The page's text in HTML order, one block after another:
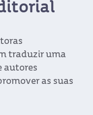
traduzir uma
autores
as suas